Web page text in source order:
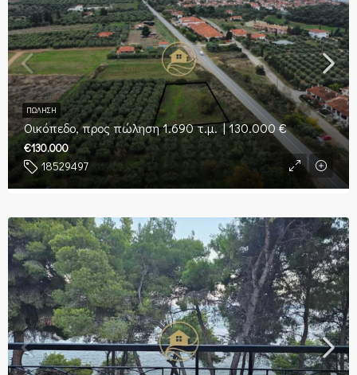
Οικόπεδο, προς πώληση 1.690 τ.μ. | 130.000 €
18529497
€130.000
ΠΏΛΗΣΗ